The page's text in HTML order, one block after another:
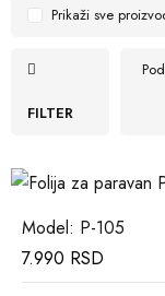
FILTER
Prikaži sve
Model: P-105
7.990 RSD